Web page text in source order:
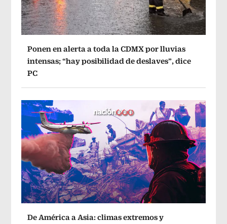
Ponen en alerta a toda la CDMX por lluvias
intensas; “hay posibilidad de deslaves”, dice
PC
De América a Asia: climas extremos y